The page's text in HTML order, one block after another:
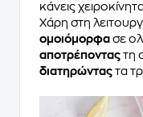
κάνεις
Χάρη στη
ομοιόμορφα σε
αποτρέποντας τη
διατηρώντας τα